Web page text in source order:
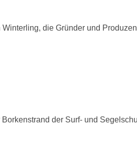
die Gründer und
der Surf- und